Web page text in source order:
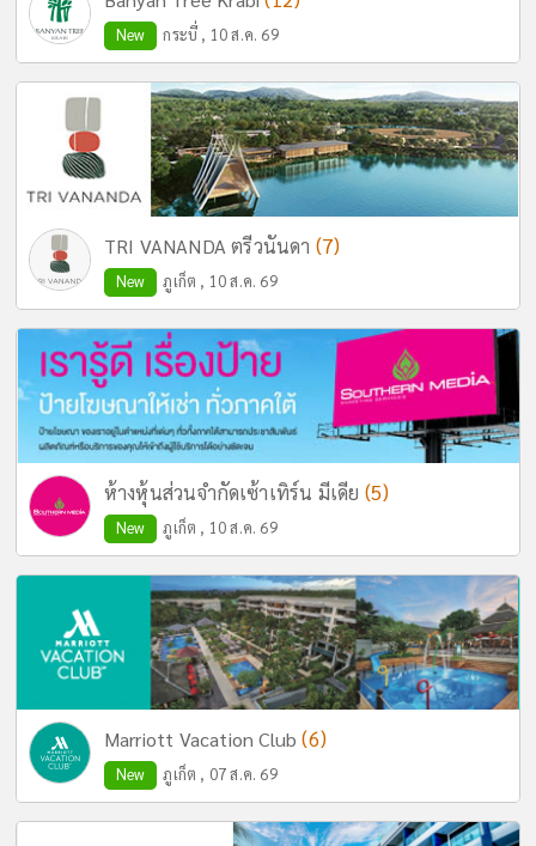
New กระบี่ , 10 ส.ค. 69
TRI VANANDA ตรีวนันดา (7)
New ภูเก็ต , 10 ส.ค. 69
ห้างหุ้นส่วนจำกัดเซ้าเทิร์น มีเดีย (5)
New ภูเก็ต , 10 ส.ค. 69
Marriott Vacation Club(6)
New ภูเก็ต , 07 ส.ค. 69